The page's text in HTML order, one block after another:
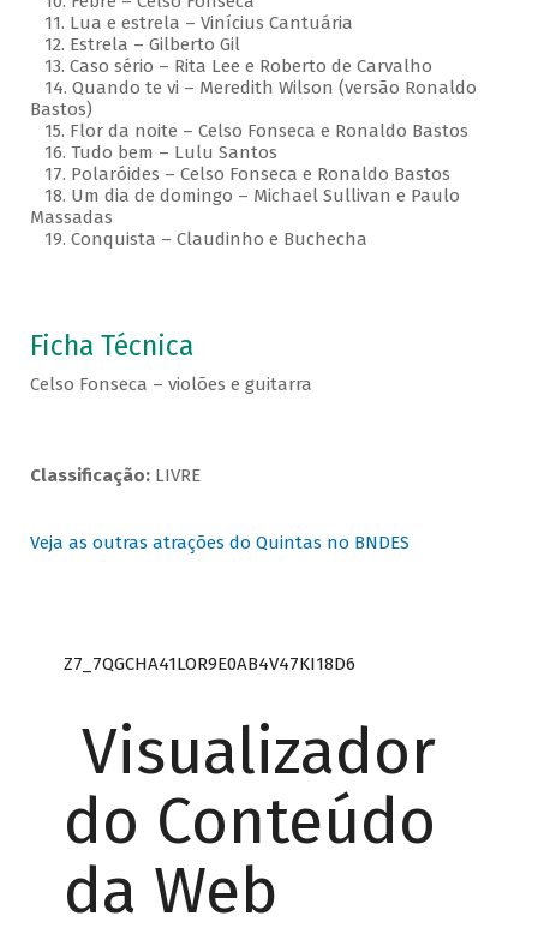
11. Lua e estrela – Vinícius Cantuária
12. Estrela – Gilberto Gil
13. Caso sério – Rita Lee e Roberto de Carvalho
14. Quando te vi – Meredith Wilson (versão Ronaldo
Bastos)
15. Flor da noite – Celso Fonseca e Ronaldo Bastos
16. Tudo bem – Lulu Santos
17. Polaróides – Celso Fonseca e Ronaldo Bastos
18. Um dia de domingo – Michael Sullivan e Paulo
Massadas
19. Conquista – Claudinho e Buchecha
Ficha Técnica
Celso Fonseca – violões e guitarra
Classificação: LIVRE
Veja as outras atrações do Quintas no BNDES
Z7_7QGCHA41LOR9E0AB4V47KI18D6
Visualizador
do Conteúdo
da Web